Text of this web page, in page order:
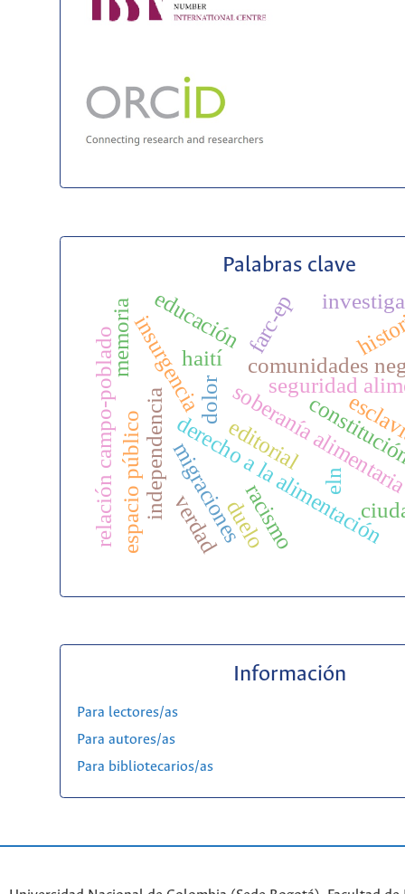
Palabras clave
editorial
derecho a la alimentación
seguridad
soberanía
migraciones
independencia
haití
espacio público
comunidades
relación campo-poblado insurgencia
eln
farc-ep
racismo
memoria educación
dolor
duelo
verdad
Información
Para lectores/as
Para autores/as
Para bibliotecarios/as